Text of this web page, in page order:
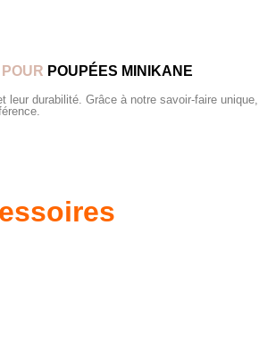
POUPÉES MINIKANE
durabilité. Grâce à notre savoir-faire